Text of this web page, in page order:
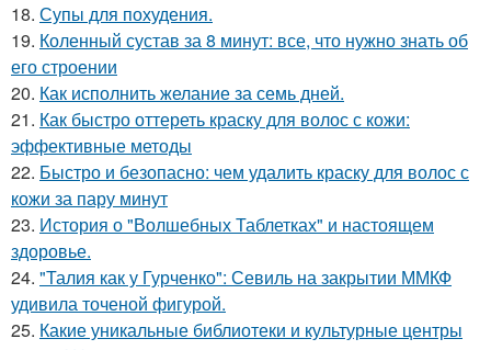
18. Супы для похудения.
19. Коленный сустав за 8 минут: все, что нужно знать об
его строении
20. Как исполнить желание за семь дней.
21. Как быстро оттереть краску для волос с кожи:
эффективные методы
22. Быстро и безопасно: чем удалить краску для волос с
кожи за пару минут
23. История о "Волшебных Таблетках" и настоящем
здоровье.
24. "Талия как у Гурченко": Севиль на закрытии ММКФ
удивила точеной фигурой.
25. Какие уникальные библиотеки и культурные центры